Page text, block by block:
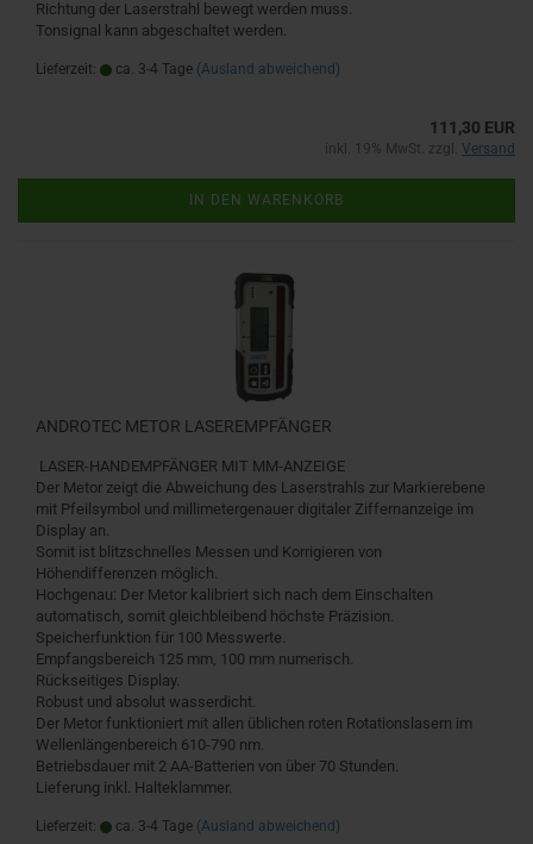
Richtung der Laserstrahl bewegt werden muss.
Tonsignal kann abgeschaltet werden.
Lieferzeit: ca. 3-4 Tage (Ausland abweichend)
111,30 EUR
inkl. 19% MwSt. zzgl. Versand
IN DEN WARENKORB
ANDROTEC METOR LASEREMPFÄNGER
LASER-HANDEMPFÄNGER MIT MM-ANZEIGE
Der Metor zeigt die Abweichung des Laserstrahls zur Markierebene
mit Pfeilsymbol und millimetergenauer digitaler Ziffernanzeige im
Display an.
Somit ist blitzschnelles Messen und Korrigieren von
Höhendifferenzen möglich.
Hochgenau: Der Metor kalibriert sich nach dem Einschalten
automatisch, somit gleichbleibend höchste Präzision.
Speicherfunktion für 100 Messwerte.
Empfangsbereich 125 mm, 100 mm numerisch.
Rückseitiges Display.
Robust und absolut wasserdicht.
Der Metor funktioniert mit allen üblichen roten Rotationslasern im
Wellenlängenbereich 610-790 nm.
Betriebsdauer mit 2 AA-Batterien von über 70 Stunden.
Lieferung inkl. Halteklammer.
Lieferzeit: ca. 3-4 Tage (Ausland abweichend)